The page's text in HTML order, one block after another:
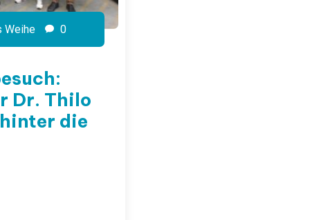
Weihe 0
Dr. Thilo
die